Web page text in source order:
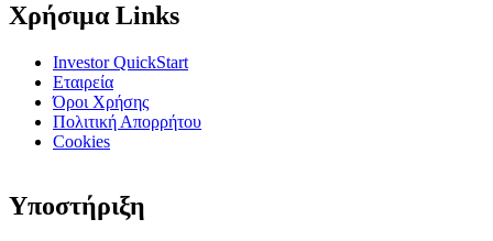
Χρήσιμα Links
Investor QuickStart
Εταιρεία
Όροι Χρήσης
Πολιτική Απορρήτου
Cookies
Υποστήριξη